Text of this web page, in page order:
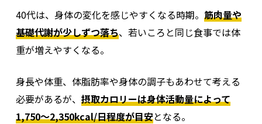
40代は、身体の変化を感じやすくなる時期。 筋肉量や
基礎代謝が少しずつ落ち、若いころと同じ食事では体
重が増えやすくなる。
身長や体重、体脂肪率や身体の調子もあわせて考える
必要があるが、 摂取カロリーは身体活動量によって
1,750～2,350kcal/日程度が目安となる。